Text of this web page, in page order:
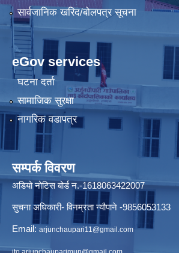
सार्वजानिक खरिद/बोलपत्र सूचना
eGov services
घटना दर्ता
सामाजिक सुरक्षा
नागरिक वडापत्र
सम्पर्क विवरण
अडियो नोटिस बोर्ड न.-1618063422007
सुचना अधिकारी- विनम्रता न्यौपाने -9856053133
Email: arjunchaupari11@gmail.com